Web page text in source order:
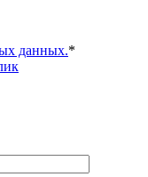
данных.*